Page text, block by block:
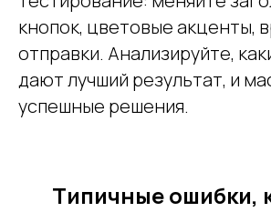
кнопок, цветовые акценты,
отправки. Анализируйте,
дают лучший результат, и
успешные решения.
Типичные ошибки,